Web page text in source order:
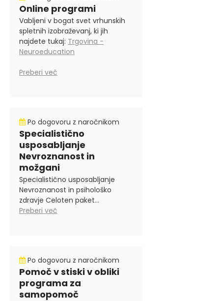
Online programi
Vabljeni v bogat svet vrhunskih
spletnih izobraževanj, ki jih
najdete tukaj: Trgovina -
Neuroeducation
Preberi več
Po dogovoru z naročnikom
Specialistično
usposabljanje
Nevroznanost in
možgani
Specialistično usposabljanje
Nevroznanost in psihološko
zdravje Celoten paket...
Preberi več
Po dogovoru z naročnikom
Pomoč v stiski v obliki
programa za
samopomoč